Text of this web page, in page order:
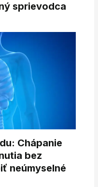
sprievodca
Chápanie
bez
neúmyselné